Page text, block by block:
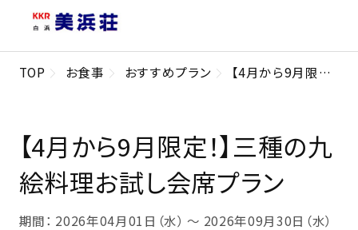
TOP お食事 おすすめプラン 【4月から9月限定！】三種の九絵料理お試し会席プラン
【4月から9月限定！】三種の九
絵料理お試し会席プラン
期間： 2026年04月01日（水） 〜 2026年09月30日（水）